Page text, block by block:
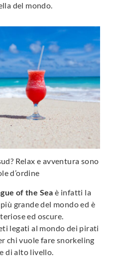
del mondo.
Relax e avventura sono
d’ordine
of the Seaè infatti la
grande del mondo ed è
ed oscure.
legati al mondo dei pirati
chi vuole fare snorkeling
di alto livello.